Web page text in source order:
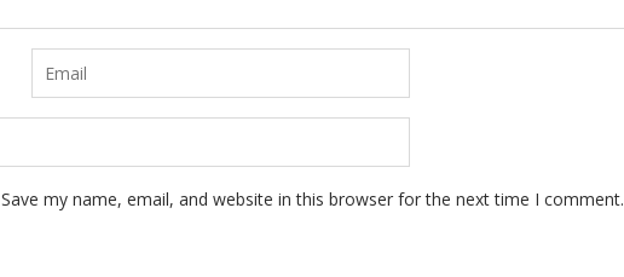
Save my name, email, and website in this browser for the next time I comment.